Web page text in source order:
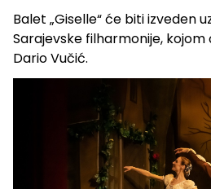
Balet „Giselle“ će biti izveden
Sarajevske filharmonije,
Dario Vučić.